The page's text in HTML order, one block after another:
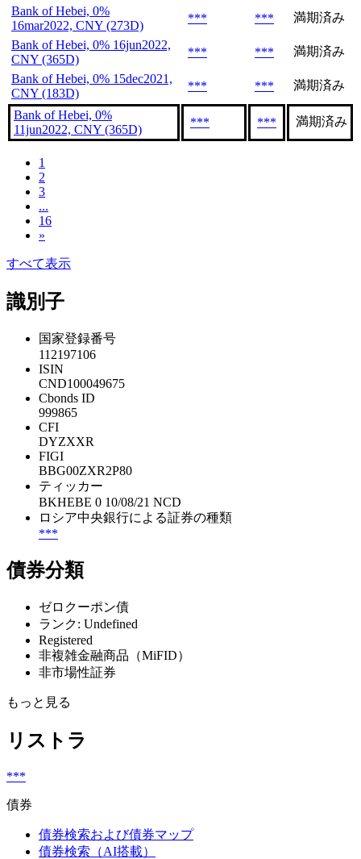
Bank of Hebei, 0%
16mar2022, CNY (273D)
*** ***
満期済み
Bank of Hebei, 0% 16jun2022,
CNY (365D)
*** ***
満期済み
Bank of Hebei, 0% 15dec2021,
CNY (183D)
*** *** 満期済み
Bank of Hebei, 0%
11jun2022, CNY (365D)
*** *** 満期済み
1
2
3
...
16
»
すべて表示
識別子
国家登録番号
112197106
ISIN
CND100049675
Cbonds ID
999865
CFI
DYZXXR
FIGI
BBG00ZXR2P80
ティッカー
BKHEBE 0 10/08/21 NCD
ロシア中央銀行による証券の種類
***
債券分類
ゼロクーポン債
ランク: Undefined
Registered
非複雑金融商品（MiFID）
非市場性証券
もっと見る
リストラ
***
債券
債券検索および債券マップ
債券検索（AI搭載）